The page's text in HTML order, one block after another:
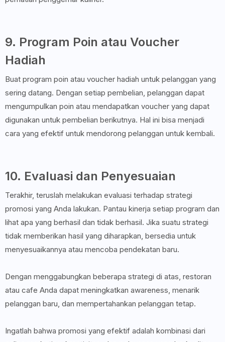
9. Program Poin atau Voucher
Hadiah
Buat program poin atau voucher hadiah untuk pelanggan yang
sering datang. Dengan setiap pembelian, pelanggan dapat
mengumpulkan poin atau mendapatkan voucher yang dapat
digunakan untuk pembelian berikutnya. Hal ini bisa menjadi
cara yang efektif untuk mendorong pelanggan untuk kembali.
10. Evaluasi dan Penyesuaian
Terakhir, teruslah melakukan evaluasi terhadap strategi
promosi yang Anda lakukan. Pantau kinerja setiap program dan
lihat apa yang berhasil dan tidak berhasil. Jika suatu strategi
tidak memberikan hasil yang diharapkan, bersedia untuk
menyesuaikannya atau mencoba pendekatan baru.
Dengan menggabungkan beberapa strategi di atas, restoran
atau cafe Anda dapat meningkatkan awareness, menarik
pelanggan baru, dan mempertahankan pelanggan tetap.
Ingatlah bahwa promosi yang efektif adalah kombinasi dari